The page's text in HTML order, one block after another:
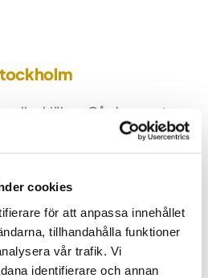
cookies
för att anpassa innehållet
tillhandahålla funktioner
vår trafik. Vi
identifierare och annan
hjälper Gårdsexperterna
av norra Stockholm. Vi
hus och källare där
skiljer sig åt,